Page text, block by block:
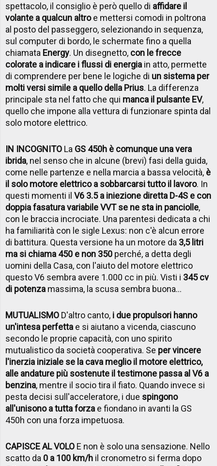
spettacolo, il consiglio è però quello di affidare il
volante a qualcun altroe mettersi comodi in poltrona
al posto del passeggero, selezionando in sequenza,
sul computer di bordo, le schermate fino a quella
chiamata Energy. Un disegnetto, con le frecce
colorate a indicare i flussi di energia in atto, permette
di comprendere per bene le logiche di un sistema per
molti versi simile a quello della Prius. La differenza
principale sta nel fatto che qui manca il pulsante EV,
quello che impone alla vettura di funzionare spinta dal
solo motore elettrico.
IN INCOGNITO La GS 450h è comunque una vera
ibrida, nel senso che in alcune (brevi) fasi della guida,
come nelle partenze e nella marcia a bassa velocità, è
il solo motore elettrico a sobbarcarsi tutto il lavoro. In
questi momenti ilV6 3.5 a iniezione diretta D-4S e con
doppia fasatura variabile VVT se ne sta in panciolle,
con le braccia incrociate. Una parentesi dedicata a chi
ha familiarità con le sigle Lexus: non c'è alcun errore
di battitura. Questa versione ha un motore da 3,5 litri
ma si chiama 450 e non 350 perché, a detta degli
uomini della Casa, con l'aiuto del motore elettrico
questo V6 sembra avere 1.000 cc in più. Visti i 345 cv
di potenza massima, la scusa sembra buona...
MUTUALISMO D'altro canto, i due propulsori hanno
un'intesa perfetta e si aiutano a vicenda, ciascuno
secondo le proprie capacità, con uno spirito
mutualistico da società cooperativa. Se per vincere
l'inerzia iniziale se la cava meglio il motore elettrico,
alle andature più sostenute il testimone passa al V6 a
benzina, mentre il socio tira il fiato. Quando invece si
pesta decisi sull'acceleratore, i due spingono
all'unisono a tutta forza e fiondano in avanti la GS
450h con una forza impetuosa.
CAPISCE AL VOLO E non è solo una sensazione. Nello
scatto da 0 a 100 km/h il cronometro si ferma dopo